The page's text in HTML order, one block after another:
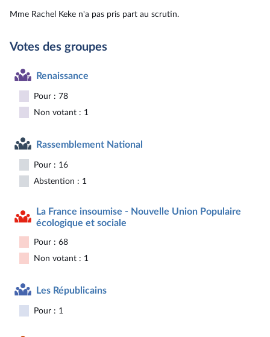
Mme Rachel Keke n'a pas pris part au scrutin.
Votes des groupes
Renaissance
Pour : 78
Non votant : 1
Rassemblement National
Pour : 16
Abstention : 1
La France insoumise - Nouvelle Union Populaire
écologique et sociale
Pour : 68
Non votant : 1
Les Républicains
Pour : 1